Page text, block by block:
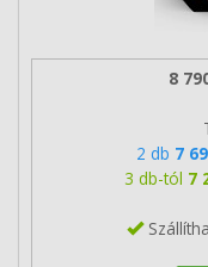
8
2 db 7
3 db-tól 7